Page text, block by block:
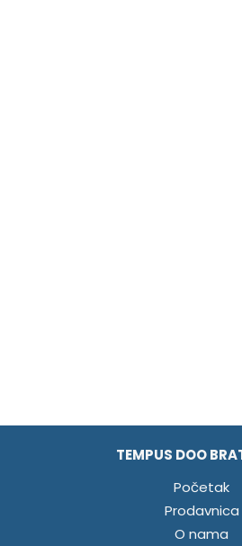
TEMPUS DOO
Početak
Prodavnica
O nama